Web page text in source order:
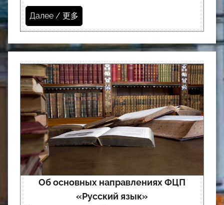
Далее / 更多
Об основных направлениях ФЦП
«Русский язык»